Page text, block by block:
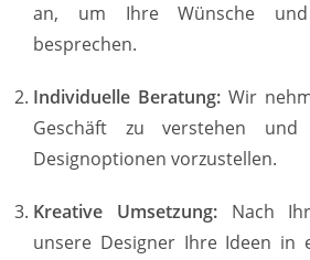
an, um Ihre Wünsche und
besprechen.
Individuelle Beratung: Wir
Geschäft zu verstehen
Designoptionen vorzustellen.
Kreative Umsetzung:Nach
unsere Designer Ihre Ideen in